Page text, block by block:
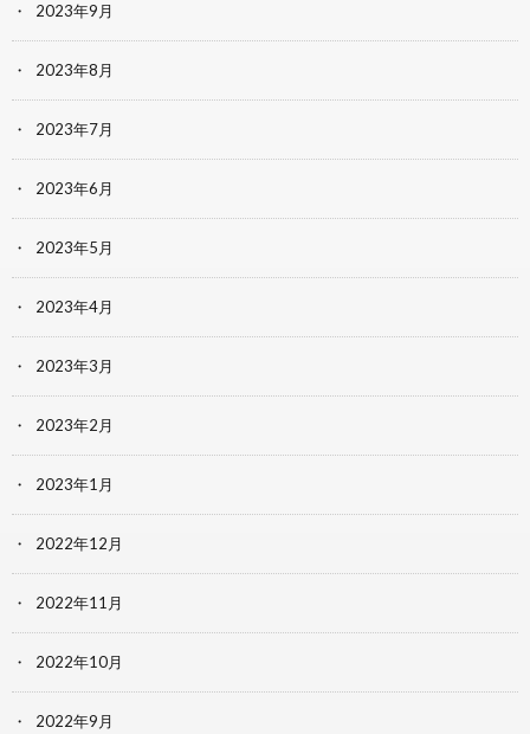
2023年9月
2023年8月
2023年7月
2023年6月
2023年5月
2023年4月
2023年3月
2023年2月
2023年1月
2022年12月
2022年11月
2022年10月
2022年9月